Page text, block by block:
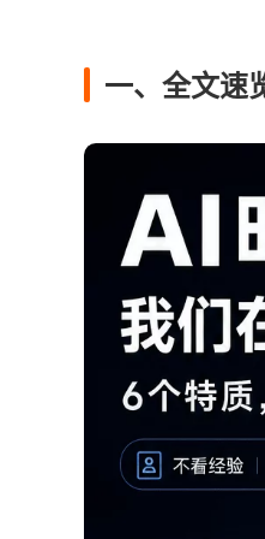
一、全文速